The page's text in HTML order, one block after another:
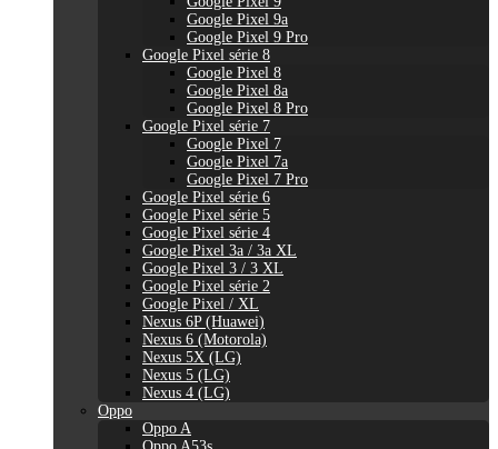
Google Pixel 9a
Google Pixel 9 Pro
Google Pixel série 8
Google Pixel 8
Google Pixel 8a
Google Pixel 8 Pro
Google Pixel série 7
Google Pixel 7
Google Pixel 7a
Google Pixel 7 Pro
Google Pixel série 6
Google Pixel série 5
Google Pixel série 4
Google Pixel 3a / 3a XL
Google Pixel 3 / 3 XL
Google Pixel série 2
Google Pixel / XL
Nexus 6P (Huawei)
Nexus 6 (Motorola)
Nexus 5X (LG)
Nexus 5 (LG)
Nexus 4 (LG)
Oppo
Oppo A